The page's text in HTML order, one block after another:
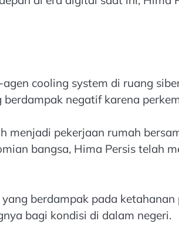
cooling system di ruang
negatif karena
pekerjaan rumah
bangsa, Hima Persis telah
berdampak pada
bagi kondisi di dalam negeri.